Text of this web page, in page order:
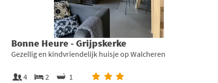
Bonne Heure - Grijpskerke
Gezellig en kindvriendelijk huisje op Walcheren
4 2
1